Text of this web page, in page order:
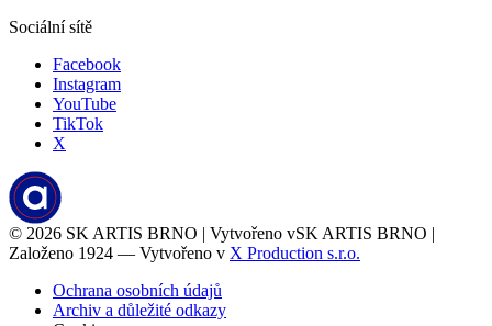
Sociální sítě
Facebook
Instagram
YouTube
TikTok
X
© 2026 SK ARTIS BRNO | Vytvořeno vSK ARTIS BRNO |
Založeno 1924 — Vytvořeno v X Production s.r.o.
Ochrana osobních údajů
Archiv a důležité odkazy